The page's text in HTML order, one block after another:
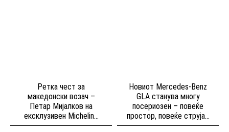
Ретка чест за
македонски возач –
Петар Мијалков на
ексклузивен Michelin...
Новиот Mercedes-Benz
GLA станува многу
посериозен – повеќе
простор, повеќе струја...